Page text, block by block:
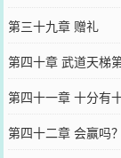
第三十九章 赠礼
第四十章 武道天梯
第四十一章 十分有
第四十二章 会赢吗